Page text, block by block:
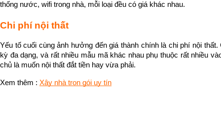
thống nước, wifi trong nhà, mỗi loại đều có giá khác nhau.
Chi phí nội thất
Yếu tố cuối cùng ảnh hưởng đến giá thành chính là chi phí nội
kỳ đa dạng, và rất nhiều mẫu mã khác nhau phụ thuộc rất nhiều
chủ là muốn nội thất đắt tiền hay vừa phải.
Xem thêm : Xây nhà trọn gói uy tín